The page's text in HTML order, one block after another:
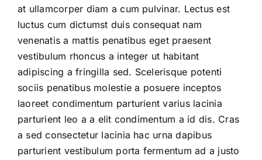
at ullamcorper diam a cum pulvinar. Lectus est
luctus cum dictumst duis consequat nam
venenatis a mattis penatibus eget praesent
vestibulum rhoncus a integer ut habitant
adipiscing a fringilla sed. Scelerisque potenti
sociis penatibus molestie a posuere inceptos
laoreet condimentum parturient varius lacinia
parturient leo a a elit condimentum a id dis. Cras
a sed consectetur lacinia hac urna dapibus
parturient vestibulum porta fermentum ad a justo